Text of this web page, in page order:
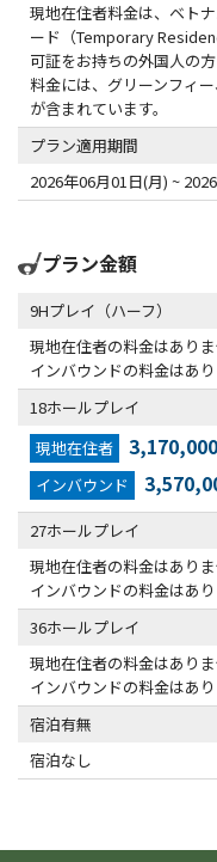
現地在住者料金は、ベト
ード（Temporary
可証をお持ちの外国人の方
料金には、グリーンフィ
が含まれています。
プラン適用期間
2026年06月01日(月) ~
プラン金額
9Hプレイ（ハーフ）
現地在住者の料金はありま
インバウンドの料金はあり
18ホールプレイ
現地在住者
インバウンド
27ホールプレイ
現地在住者の料金はありま
インバウンドの料金はあり
36ホールプレイ
現地在住者の料金はありま
インバウンドの料金はあり
宿泊有無
宿泊なし